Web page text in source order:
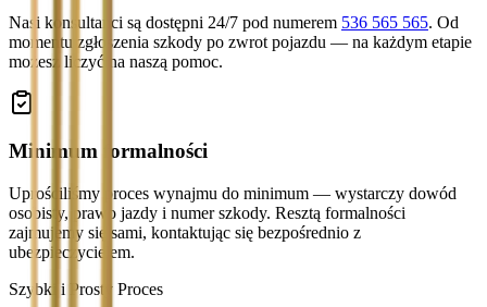
Nasi konsultanci są dostępni 24/7 pod numerem 536 565 565. Od
momentu zgłoszenia szkody po zwrot pojazdu — na każdym etapie
możesz liczyć na naszą pomoc.
Minimum formalności
Uprościliśmy proces wynajmu do minimum — wystarczy dowód
osobisty, prawo jazdy i numer szkody. Resztą formalności
zajmujemy się sami, kontaktując się bezpośrednio z
ubezpieczycielem.
Szybki i Prosty Proces